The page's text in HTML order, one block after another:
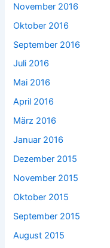
November 2016
Oktober 2016
September 2016
Juli 2016
Mai 2016
April 2016
März 2016
Januar 2016
Dezember 2015
November 2015
Oktober 2015
September 2015
August 2015